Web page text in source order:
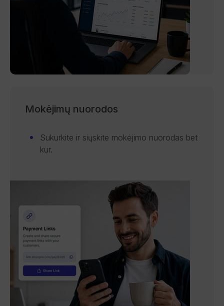
Mokėjimų nuorodos
Sukurkite ir siųskite mokėjimo nuorodas bet
kur.